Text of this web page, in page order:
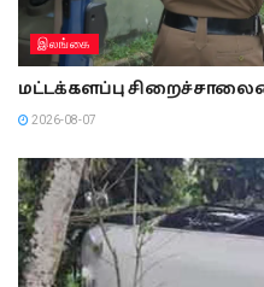
இலங்கை
மட்டக்களப்பு
2026-08-07